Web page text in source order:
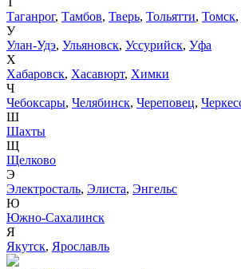
Таганрог, Тамбов, Тверь, Тольятти, Томск,
У
Улан-Удэ, Ульяновск, Уссурийск, Уфа
Х
Хабаровск, Хасавюрт, Химки
Ч
Чебоксары, Челябинск, Череповец,
Ш
Шахты
Щ
Щелково
Э
Электросталь, Элиста, Энгельс
Ю
Южно-Сахалинск
Я
Якутск, Ярославль